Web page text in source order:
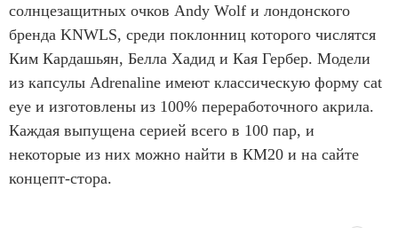
солнцезащитных очков Andy Wolf и лондонского
бренда KNWLS, среди поклонниц которого числятся
Ким Кардашьян, Белла Хадид и Кая Гербер. Модели
из капсулы Adrenaline имеют классическую форму cat
eye и изготовлены из 100% переработочного акрила.
Каждая выпущена серией всего в 100 пар, и
некоторые из них можно найти в КМ20 и на сайте
концепт-стора.